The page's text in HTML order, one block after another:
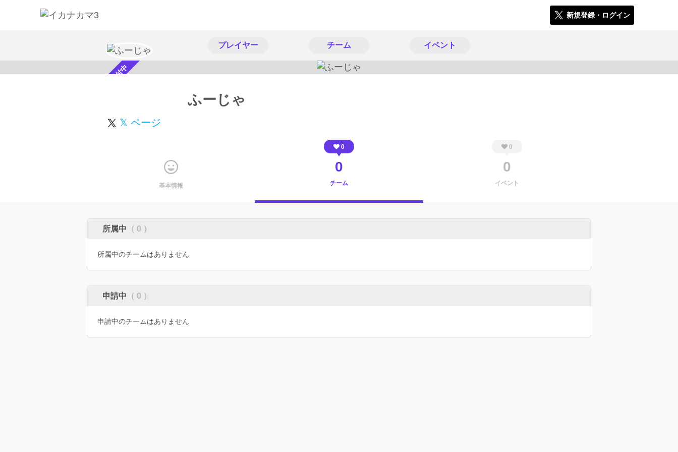
新規登録・ログイン
プレイヤー チーム イベント
スカウト受付中 ふーじゃ
𝕏 ページ
基本情報
0
0
チーム
0
0
イベント
所属中 （ 0 ）
所属中のチームはありません
申請中 （ 0 ）
申請中のチームはありません